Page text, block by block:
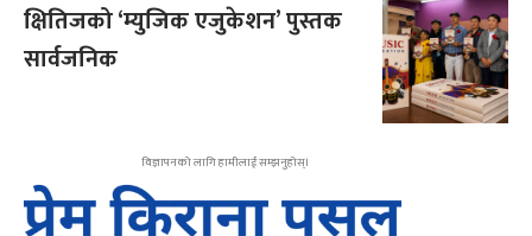
क्षितिजको ‘म्युजिक एजुकेशन’ पुस्तक
सार्वजनिक
विज्ञापनको लागि हामीलाई सम्झनुहोस्।